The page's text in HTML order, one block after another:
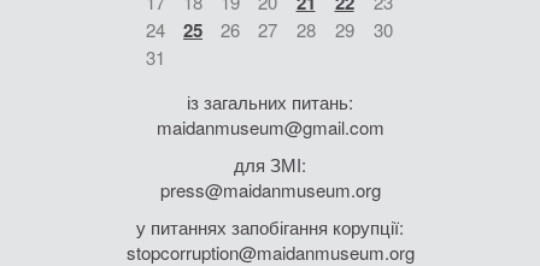
24
25 26 27 28 29
30
31
із загальних питань:
maidanmuseum@gmail.com
для ЗМІ:
press@maidanmuseum.org
у питаннях запобігання корупції:
stopcorruption@maidanmuseum.org